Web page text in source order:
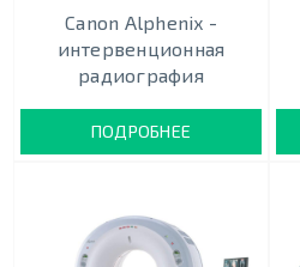
Canon Alphenix -
интервенционная
радиография
ПОДРОБНЕЕ